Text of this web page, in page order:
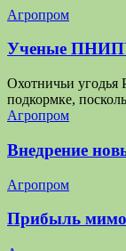
Агропром
Ученые ПНИПУ
Охотничьи угодья
подкормке,
Агропром
Внедрение
Агропром
Прибыль мимо